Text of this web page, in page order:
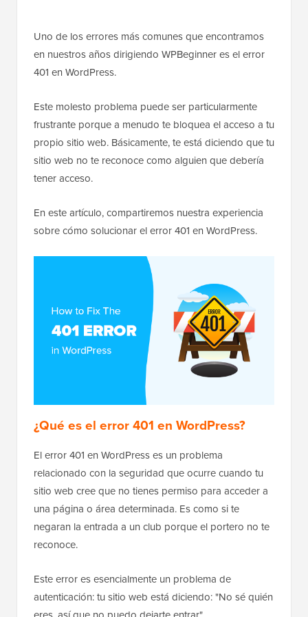
Uno de los errores más comunes que encontramos
en nuestros años dirigiendo WPBeginner es el error
401 en WordPress.
Este molesto problema puede ser particularmente
frustrante porque a menudo te bloquea el acceso a tu
propio sitio web. Básicamente, te está diciendo que tu
sitio web no te reconoce como alguien que debería
tener acceso.
En este artículo, compartiremos nuestra experiencia
sobre cómo solucionar el error 401 en WordPress.
¿Qué es el error 401 en WordPress?
El error 401 en WordPress es un problema
relacionado con la seguridad que ocurre cuando tu
sitio web cree que no tienes permiso para acceder a
una página o área determinada. Es como si te
negaran la entrada a un club porque el portero no te
reconoce.
Este error es esencialmente un problema de
autenticación: tu sitio web está diciendo: "No sé quién